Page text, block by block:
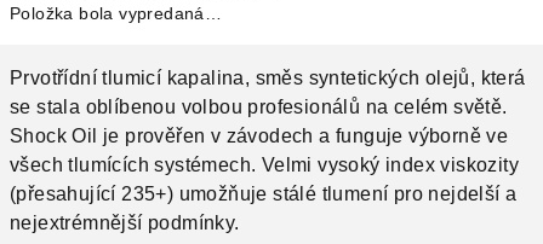
Položka bola vypredaná…
Prvotřídní tlumicí kapalina, směs syntetických olejů, která
se stala oblíbenou volbou profesionálů na celém světě.
Shock Oil je prověřen v závodech a funguje výborně ve
všech tlumících systémech. Velmi vysoký index viskozity
(přesahující 235+) umožňuje stálé tlumení pro nejdelší a
nejextrémnější podmínky.